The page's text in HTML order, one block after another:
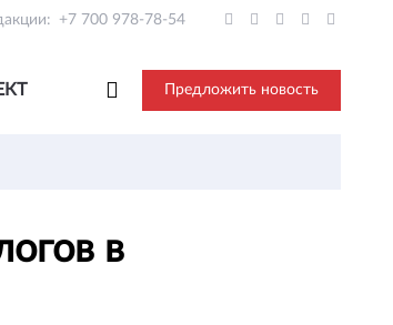
+7 700 978-78-54
Предложить новость
в